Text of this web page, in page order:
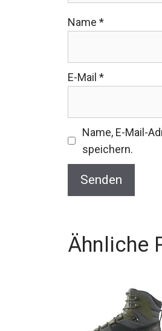
Name *
E-Mail *
Name, E-Mail-
speichern.
Ähnliche